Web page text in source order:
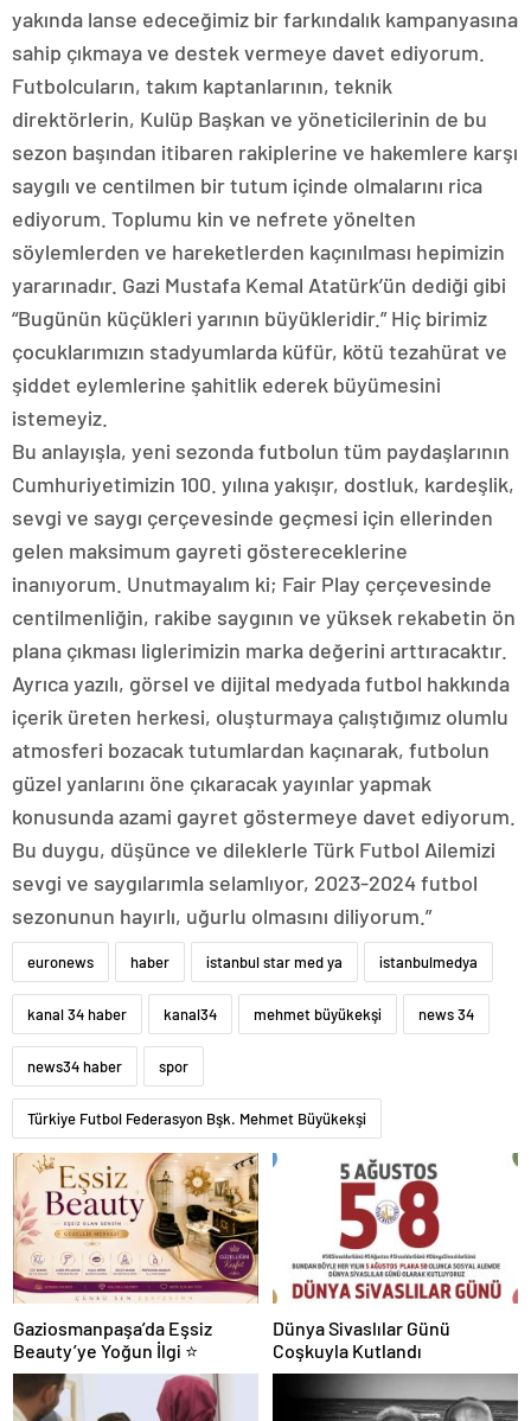
yakında lanse edeceğimiz bir farkındalık kampanyasına
sahip çıkmaya ve destek vermeye davet ediyorum.
Futbolcuların, takım kaptanlarının, teknik
direktörlerin, Kulüp Başkan ve yöneticilerinin de bu
sezon başından itibaren rakiplerine ve hakemlere karşı
saygılı ve centilmen bir tutum içinde olmalarını rica
ediyorum. Toplumu kin ve nefrete yönelten
söylemlerden ve hareketlerden kaçınılması hepimizin
yararınadır. Gazi Mustafa Kemal Atatürk’ün dediği gibi
“Bugünün küçükleri yarının büyükleridir.” Hiç birimiz
çocuklarımızın stadyumlarda küfür, kötü tezahürat ve
şiddet eylemlerine şahitlik ederek büyümesini
istemeyiz.
Bu anlayışla, yeni sezonda futbolun tüm paydaşlarının
Cumhuriyetimizin 100. yılına yakışır, dostluk, kardeşlik,
sevgi ve saygı çerçevesinde geçmesi için ellerinden
gelen maksimum gayreti göstereceklerine
inanıyorum. Unutmayalım ki; Fair Play çerçevesinde
centilmenliğin, rakibe saygının ve yüksek rekabetin ön
plana çıkması liglerimizin marka değerini arttıracaktır.
Ayrıca yazılı, görsel ve dijital medyada futbol hakkında
içerik üreten herkesi, oluşturmaya çalıştığımız olumlu
atmosferi bozacak tutumlardan kaçınarak, futbolun
güzel yanlarını öne çıkaracak yayınlar yapmak
konusunda azami gayret göstermeye davet ediyorum.
Bu duygu, düşünce ve dileklerle Türk Futbol Ailemizi
sevgi ve saygılarımla selamlıyor, 2023-2024 futbol
sezonunun hayırlı, uğurlu olmasını diliyorum.”
euronews haber istanbul star med ya istanbulmedya
kanal 34 haber kanal34 mehmet büyükekşi news 34
news34 haber spor
Türkiye Futbol Federasyon Bşk. Mehmet Büyükekşi
Gaziosmanpaşa’da Eşsiz
Beauty’ye Yoğun İlgi ⭐
Dünya Sivaslılar Günü
Coşkuyla Kutlandı